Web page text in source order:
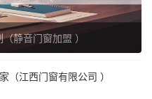
静音门窗加盟 ）
（江西门窗有限公司 ）